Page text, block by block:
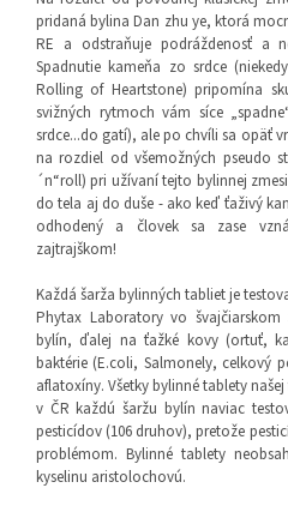
pridaná bylina Dan zhu ye, ktorá
RE a odstraňuje podráždenosť a
Spadnutie kameňa zo srdce
Rolling of Heartstone) pripomína
svižných rytmoch vám síce
srdce...do gatí), ale po chvíli sa opäť
na rozdiel od všemožných pseudo
´n“roll) pri užívaní tejto bylinnej
do tela aj do duše - ako keď ťaživý
odhodený a človek sa zase
zajtrajškom!
Každá šarža bylinných tabliet je
Phytax Laboratory vo
bylín, ďalej na ťažké kovy (ortuť,
baktérie (E.coli, Salmonely, celkový
aflatoxíny. Všetky bylinné tablety
v ČR každú šaržu bylín naviac
pesticídov (106 druhov), pretože
problémom. Bylinné tablety
kyselinu aristolochovú.